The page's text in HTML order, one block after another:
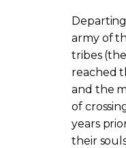
army of
tribes
reached
and the
of
years
their